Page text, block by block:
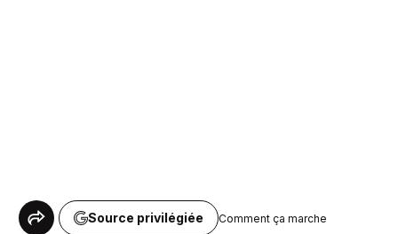
Source privilégiée Comment ça marche